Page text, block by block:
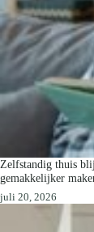
Zelfstandig thuis
gemakkelijker
juli 20, 2026